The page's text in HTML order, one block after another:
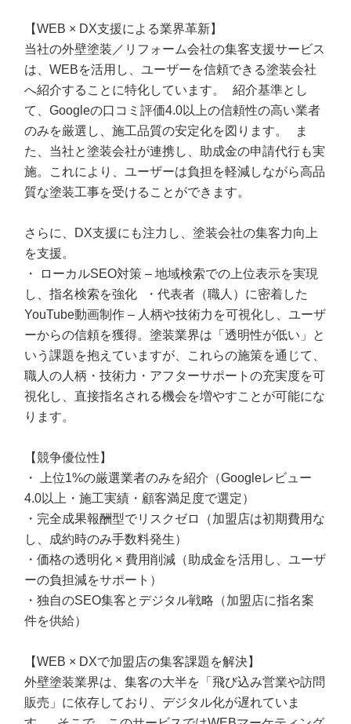
【WEB × DX支援による業界革新】
当社の外壁塗装／リフォーム会社の集客支援サービス
は、WEBを活用し、ユーザーを信頼できる塗装会社
へ紹介することに特化しています。 紹介基準とし
て、Googleの口コミ評価4.0以上の信頼性の高い業者
のみを厳選し、施工品質の安定化を図ります。 ま
た、当社と塗装会社が連携し、助成金の申請代行も実
施。これにより、ユーザーは負担を軽減しながら高品
質な塗装工事を受けることができます。
さらに、DX支援にも注力し、塗装会社の集客力向上
を支援。
・ ローカルSEO対策 – 地域検索での上位表示を実現
し、指名検索を強化 ・代表者（職人）に密着した
YouTube動画制作 – 人柄や技術力を可視化し、ユーザ
ーからの信頼を獲得。塗装業界は「透明性が低い」と
いう課題を抱えていますが、これらの施策を通じて、
職人の人柄・技術力・アフターサポートの充実度を可
視化し、直接指名される機会を増やすことが可能にな
ります。
【競争優位性】
・ 上位1%の厳選業者のみを紹介（Googleレビュー
4.0以上・施工実績・顧客満足度で選定）
・完全成果報酬型でリスクゼロ（加盟店は初期費用な
し、成約時のみ手数料発生）
・価格の透明化 × 費用削減（助成金を活用し、ユーザ
ーの負担減をサポート）
・独自のSEO集客とデジタル戦略（加盟店に指名案
件を供給）
【WEB × DXで加盟店の集客課題を解決】
外壁塗装業界は、集客の大半を「飛び込み営業や訪問
販売」に依存しており、デジタル化が遅れていま